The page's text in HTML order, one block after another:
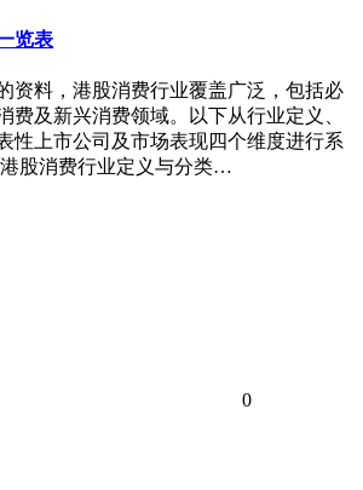
览表
资料，港股消费行业覆盖广泛，包括必
费及新兴消费领域。以下从行业定义、
性上市公司及市场表现四个维度进行系
股消费行业定义与分类…
0